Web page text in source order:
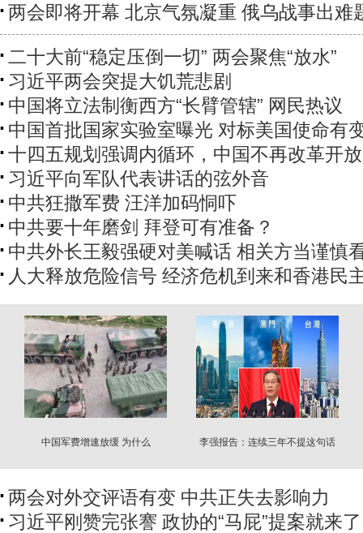
两会即将开幕 北京气氛凝重 俄乌战事出难
二十大前“稳定压倒一切” 两会聚焦“放水”
习近平两会突提大饥荒悲剧
中国将立法制衡西方“长臂管辖” 网民热议
中国首批国家实验室曝光 对标美国使命有
十四五规划强调内循环，中国不再改革开
习近平向军队代表讲话的弦外音
中共狂撒军费 汪洋加码恫吓
中共要十年磨剑 拜登可有准备？
中共外长王毅强硬对美喊话 相关方当谨慎
人大释放危险信号 经济危机到来和香港民
中国军费增速放缓 为什么 李强报告：连续三年不提这句话
两会对外交评语有变 中共正失去影响力
习近平刚赞完张謇 政协的“马屁”提案就来了